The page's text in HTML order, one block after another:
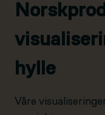
hylle
Våre